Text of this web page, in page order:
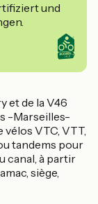
und
et de la V46
-Marseilles-
vélos VTC, VTT,
tandems pour
canal, à partir
siège,